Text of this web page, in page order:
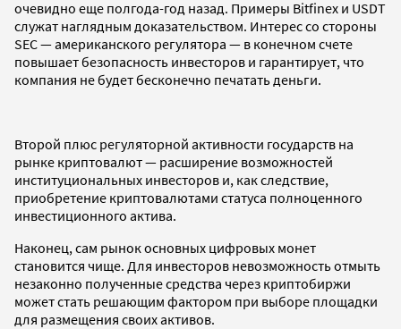
очевидно еще полгода-год назад. Примеры Bitfinex и USDT
служат наглядным доказательством. Интерес со стороны
SEC — американского регулятора — в конечном счете
повышает безопасность инвесторов и гарантирует, что
компания не будет бесконечно печатать деньги.
Второй плюс регуляторной активности государств на
рынке криптовалют — расширение возможностей
институциональных инвесторов и, как следствие,
приобретение криптовалютами статуса полноценного
инвестиционного актива.
Наконец, сам рынок основных цифровых монет
становится чище. Для инвесторов невозможность отмыть
незаконно полученные средства через криптобиржи
может стать решающим фактором при выборе площадки
для размещения своих активов.